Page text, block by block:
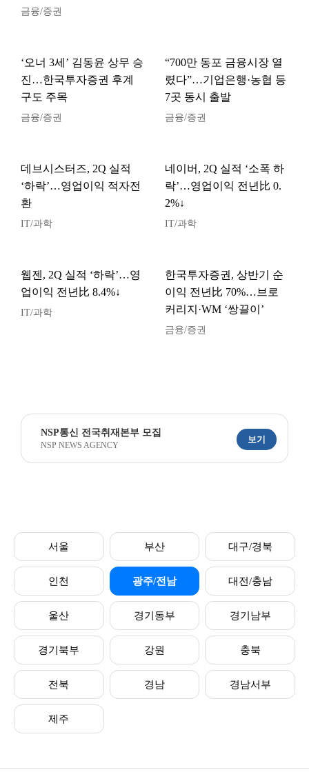
금융/증권
‘오너 3세’ 김동윤 상무 승
진…한국투자증권 후계
구도 주목
금융/증권
“700만 동포 금융시장 열
렸다”…기업은행·농협 등
7곳 동시 출발
금융/증권
데브시스터즈, 2Q 실적
‘하락’…영업이익 적자전
환
IT/과학
네이버, 2Q 실적 ‘소폭 하
락’…영업이익 전년比 0.
2%↓
IT/과학
웹젠, 2Q 실적 ‘하락’…영
업이익 전년比 8.4%↓
IT/과학
한국투자증권, 상반기 순
이익 전년比 70%…브로
커리지·WM ‘쌍끌이’
금융/증권
NSP통신 전국취재본부 모집
NSP NEWS AGENCY
보기
서울 부산 대구/경북
인천 광주/전남 대전/충남
울산 경기동부 경기남부
경기북부 강원 충북
전북 경남 경남서부
제주